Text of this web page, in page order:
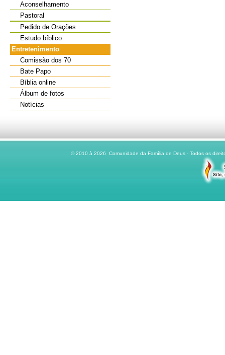
Aconselhamento
Pastoral
Pedido de Orações
Estudo bíblico
Entretenimento
Comissão dos 70
Bate Papo
Bíblia online
Álbum de fotos
Notícias
© 2010 à 2026 Comunidade da Família de Deus - Todos os